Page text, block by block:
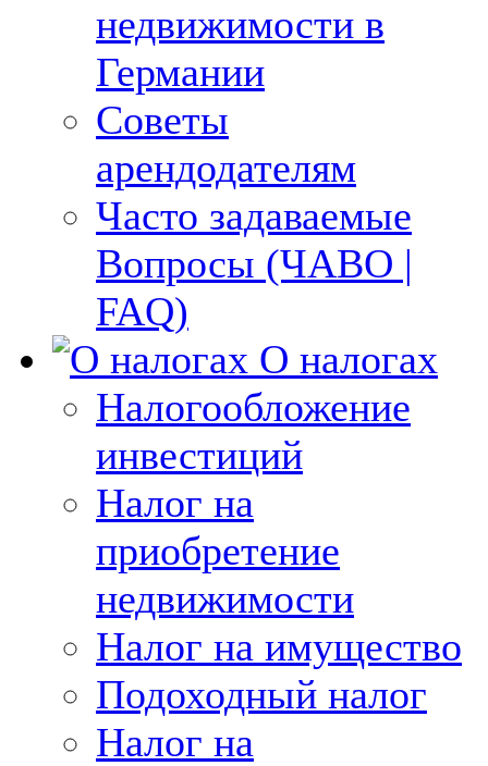
недвижимости в
Германии
Советы
арендодателям
Часто задаваемые
Вопросы (ЧАВО |
FAQ)
О налогах
Налогообложение
инвестиций
Налог на
приобретение
недвижимости
Налог на имущество
Подоходный налог
Налог на